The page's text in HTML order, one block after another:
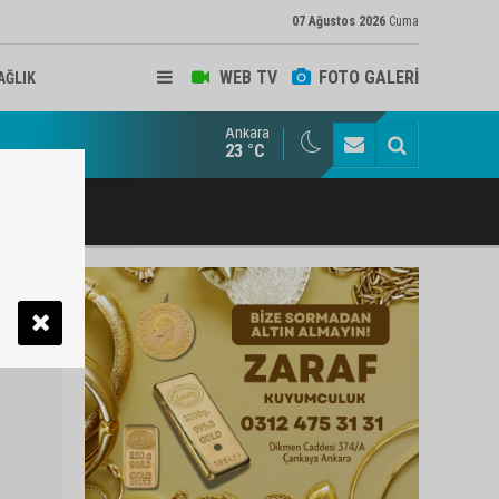
07 Ağustos 2026 Cuma
WEB TV FOTO GALERİ
ve Arabulucu Rüstem Yiğit Ahizer'e ziyaretçi akını
Ankara
23 °C